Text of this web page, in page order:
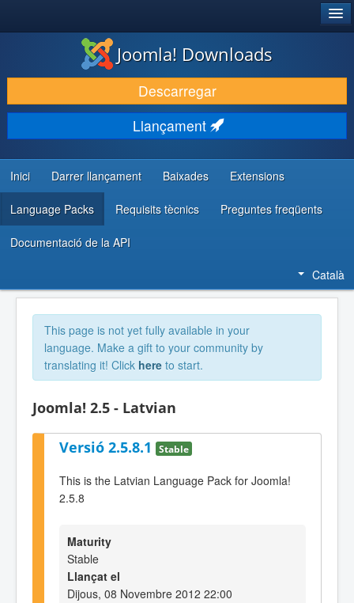
DESCARREGA & AMPLIA
DESCOBRIR & APRENDRE
COMUNITAT & SUPORT
RECURSOS PER DESENVOLUPADORS/ES
Joomla! Downloads
Descarregar
Llançament
Inici Darrer llançament Baixades Extensions
Language Packs Requisits tècnics Preguntes freqüents
Documentació de la API
Català
This page is not yet fully available in your
language. Make a gift to your community by
translating it! Click here to start.
Joomla! 2.5 - Latvian
Versió 2.5.8.1 Stable
This is the Latvian Language Pack for Joomla!
2.5.8
Maturity
Stable
Llançat el
Dijous, 08 Novembre 2012 22:00